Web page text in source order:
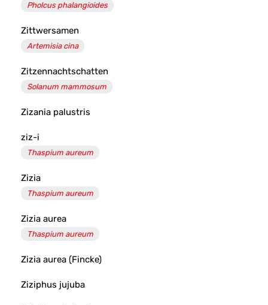
Pholcus phalangioides
Zittwersamen
Artemisia cina
Zitzennachtschatten
Solanum mammosum
Zizania palustris
ziz-i
Thaspium aureum
Zizia
Thaspium aureum
Zizia aurea
Thaspium aureum
Zizia aurea (Fincke)
Ziziphus jujuba